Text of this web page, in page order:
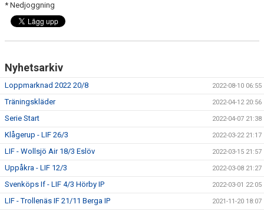
* Nedjoggning
Nyhetsarkiv
Loppmarknad 2022 20/8 2022-08-10 06:55
Träningskläder 2022-04-12 20:56
Serie Start 2022-04-07 21:38
Klågerup - LIF 26/3 2022-03-22 21:17
LIF - Wollsjö Air 18/3 Eslöv 2022-03-15 21:57
Uppåkra - LIF 12/3 2022-03-08 21:27
Svenköps If - LIF 4/3 Hörby IP 2022-03-01 22:05
LIF - Trollenäs IF 21/11 Berga IP 2021-11-20 18:07